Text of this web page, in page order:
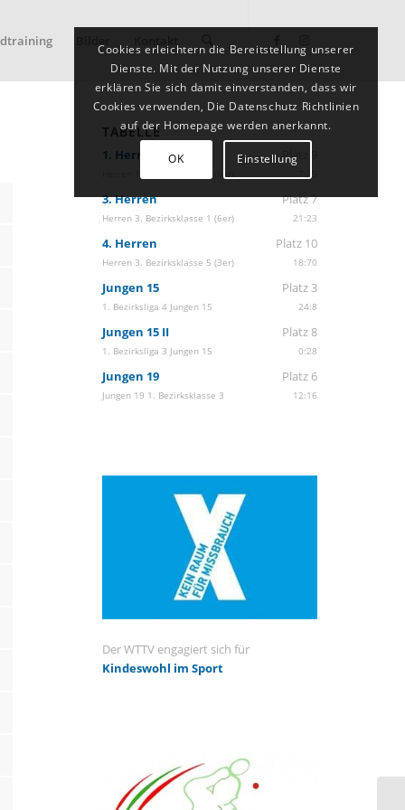
TABELLE
1. Herren Platz 9
Herren 1. Bezirksklasse 2 (6er) 7:25
3. Herren Platz 7
Herren 3. Bezirksklasse 1 (6er) 21:23
4. Herren Platz 10
Herren 3. Bezirksklasse 5 (3er) 18:70
Jungen 15 Platz 3
1. Bezirksliga 4 Jungen 15 24:8
Jungen 15 II Platz 8
1. Bezirksliga 3 Jungen 15 0:28
Jungen 19 Platz 6
Jungen 19 1. Bezirksklasse 3 12:16
Der WTTV engagiert sich für
Kindeswohl im Sport
Cookies erleichtern die Bereitstellung unserer
Dienste. Mit der Nutzung unserer Dienste
erklären Sie sich damit einverstanden, dass wir
Cookies verwenden, Die Datenschutz Richtlinien
auf der Homepage werden anerkannt.
OK Einstellung